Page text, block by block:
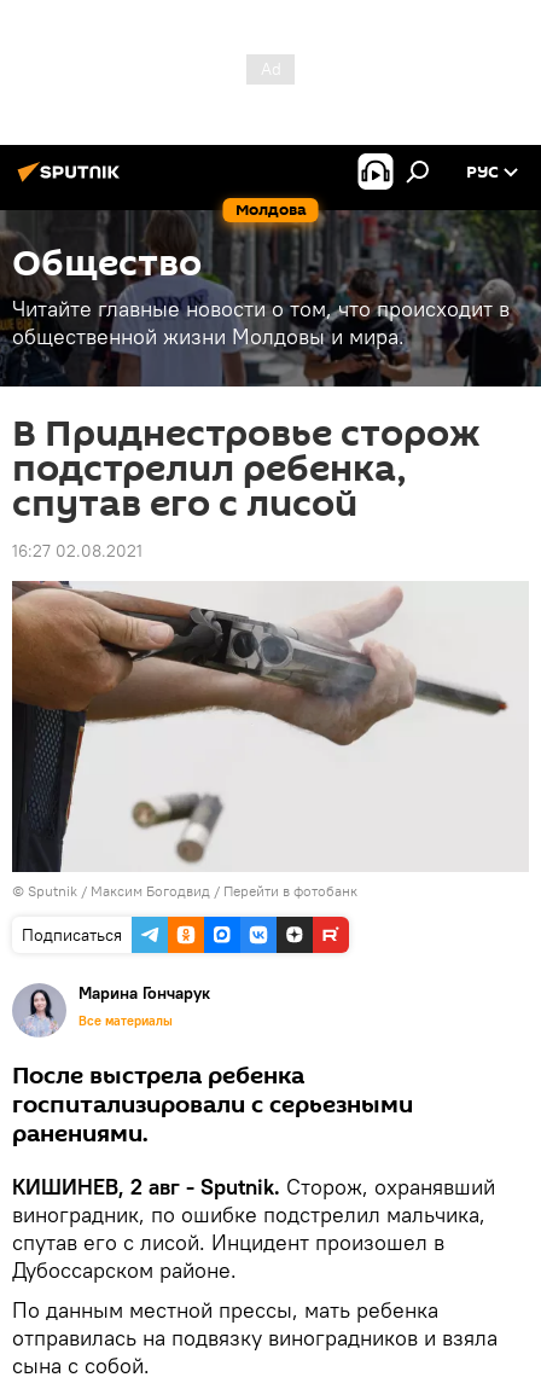
Молдова
РУС
Общество
Читайте главные новости о том, что происходит в
общественной жизни Молдовы и мира.
В Приднестровье сторож
подстрелил ребенка,
спутав его с лисой
16:27 02.08.2021
© Sputnik / Максим Богодвид / Перейти в фотобанк
Подписаться
Марина Гончарук
Все материалы
После выстрела ребенка
госпитализировали с серьезными
ранениями.
КИШИНЕВ, 2 авг - Sputnik. Сторож, охранявший
виноградник, по ошибке подстрелил мальчика,
спутав его с лисой. Инцидент произошел в
Дубоссарском районе.
По данным местной прессы, мать ребенка
отправилась на подвязку виноградников и взяла
сына с собой.